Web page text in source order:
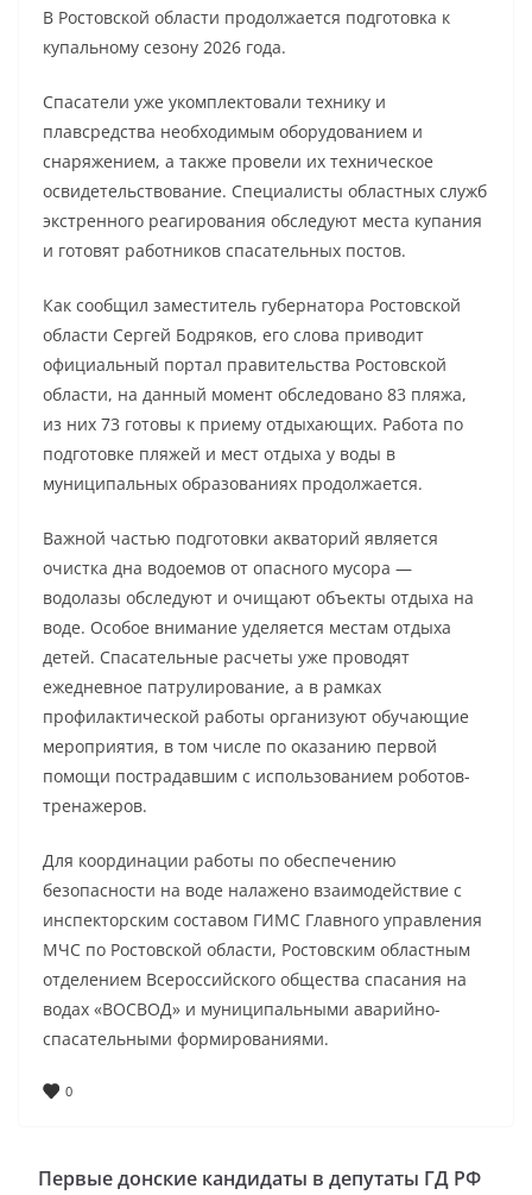
В Ростовской области продолжается подготовка к
купальному сезону 2026 года.
Спасатели уже укомплектовали технику и
плавсредства необходимым оборудованием и
снаряжением, а также провели их техническое
освидетельствование. Специалисты областных служб
экстренного реагирования обследуют места купания
и готовят работников спасательных постов.
Как сообщил заместитель губернатора Ростовской
области Сергей Бодряков, его слова приводит
официальный портал правительства Ростовской
области, на данный момент обследовано 83 пляжа,
из них 73 готовы к приему отдыхающих. Работа по
подготовке пляжей и мест отдыха у воды в
муниципальных образованиях продолжается.
Важной частью подготовки акваторий является
очистка дна водоемов от опасного мусора —
водолазы обследуют и очищают объекты отдыха на
воде. Особое внимание уделяется местам отдыха
детей. Спасательные расчеты уже проводят
ежедневное патрулирование, а в рамках
профилактической работы организуют обучающие
мероприятия, в том числе по оказанию первой
помощи пострадавшим с использованием роботов-
тренажеров.
Для координации работы по обеспечению
безопасности на воде налажено взаимодействие с
инспекторским составом ГИМС Главного управления
МЧС по Ростовской области, Ростовским областным
отделением Всероссийского общества спасания на
водах «ВОСВОД» и муниципальными аварийно-
спасательными формированиями.
0
Первые донские кандидаты в депутаты ГД РФ